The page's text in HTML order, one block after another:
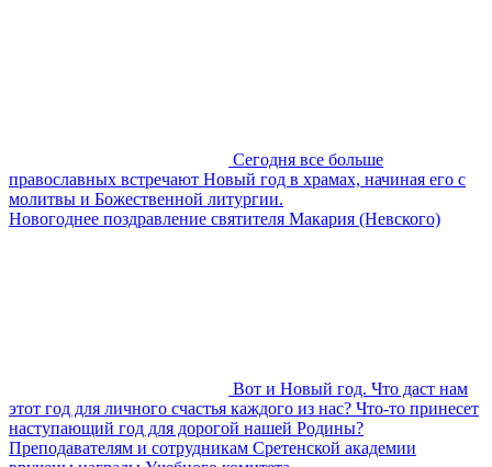
Сегодня все больше
православных встречают Новый год в храмах, начиная его с
молитвы и Божественной литургии.
Новогоднее поздравление святителя Макария (Невского)
Вот и Новый год. Что даст нам
этот год для личного счастья каждого из нас? Что-то принесет
наступающий год для дорогой нашей Родины?
Преподавателям и сотрудникам Сретенской академии